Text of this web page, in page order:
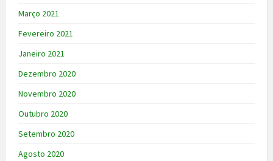
Março 2021
Fevereiro 2021
Janeiro 2021
Dezembro 2020
Novembro 2020
Outubro 2020
Setembro 2020
Agosto 2020